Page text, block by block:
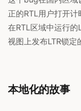
正的RTL用户打开
在RTL区域中运行
视图上发布LTR锁定
本地化的故事